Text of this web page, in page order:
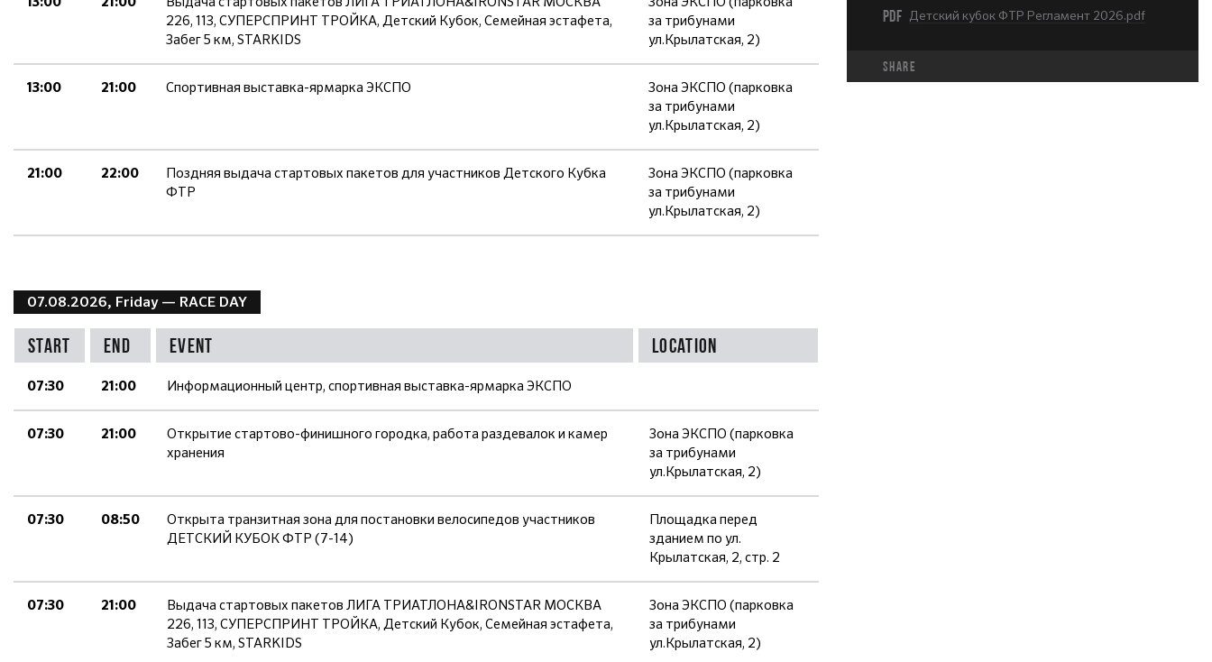
226, 113, СУПЕРСПРИНТ ТРОЙКА, Детский Кубок, Семейная эстафета,
Забег 5 км, STARKIDS
за трибунами
ул.Крылатская, 2)
13:00 21:00 Спортивная выставка-ярмарка ЭКСПО
Зона ЭКСПО (парковка
за трибунами
ул.Крылатская, 2)
21:00 22:00
Поздняя выдача стартовых пакетов для участников Детского Кубка
ФТР
Зона ЭКСПО (парковка
за трибунами
ул.Крылатская, 2)
07.08.2026, Friday— RACE DAY
Start End Event Location
07:30 21:00 Информационный центр, спортивная выставка-ярмарка ЭКСПО
07:30 21:00
Открытие стартово-финишного городка, работа раздевалок и камер
хранения
Зона ЭКСПО (парковка
за трибунами
ул.Крылатская, 2)
07:30 08:50
Открыта транзитная зона для постановки велосипедов участников
ДЕТСКИЙ КУБОК ФТР (7-14)
Площадка перед
зданием по ул.
Крылатская, 2, стр. 2
07:30 21:00
Выдача стартовых пакетов ЛИГА ТРИАТЛОНА&IRONSTAR МОСКВА
226, 113, СУПЕРСПРИНТ ТРОЙКА, Детский Кубок, Семейная эстафета,
Забег 5 км, STARKIDS
Зона ЭКСПО (парковка
за трибунами
ул.Крылатская, 2)
PDF Детский кубок ФТР Регламент 2026.pdf
share